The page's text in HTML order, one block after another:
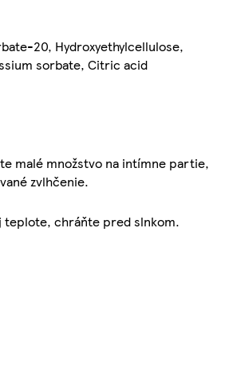
20, Hydroxyethylcellulose,
sorbate, Citric acid
malé množstvo na intímne partie,
zvlhčenie.
teplote, chráňte pred slnkom.